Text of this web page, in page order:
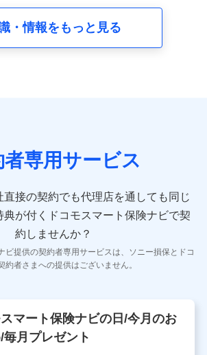
、保険料のお支払方法、車のメーカーや
情報、建物の構造や築年数などの情報、
情報。例として、保険契約者及び被保険
、生年月日、性別、保険契約者と被保険
や築年数などの情報、ペットの種類や年
どが含まれます。
者の範囲】
社NTTドコモが提供する保険関連サービ
登録受付および管理のため
・情報をもっと見る
者専用サービス
接の契約でも代理店を通しても同じ
典が付くドコモスマート保険ナビで契
約しませんか？
ビ提供の契約者専用サービスは、ソニー損保とドコ
約者さまへの提供はございません。
スマート保険ナビの日/今月のお
毎月プレゼント